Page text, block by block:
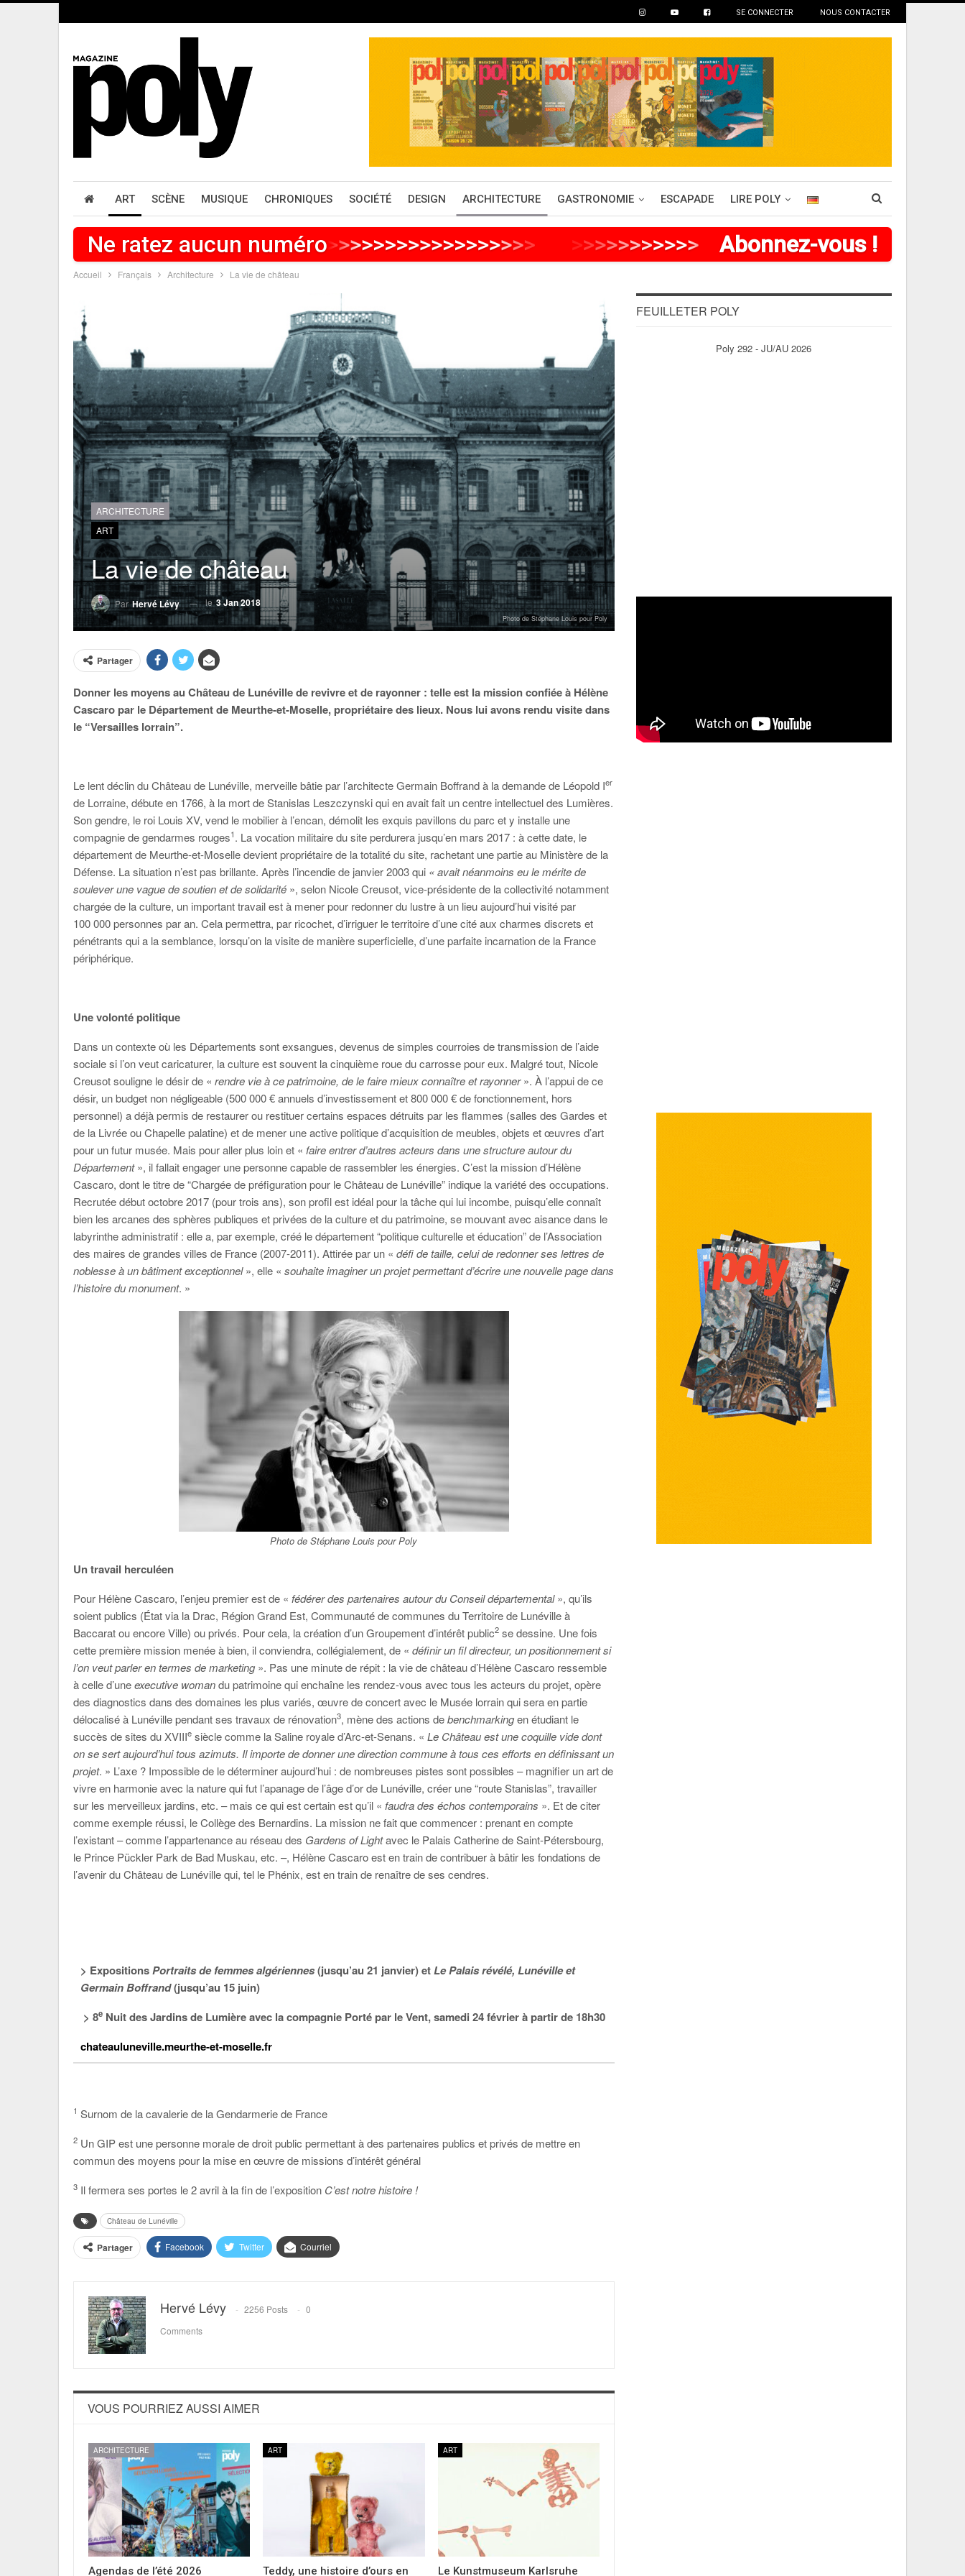
SE CONNECTER NOUS CONTACTER
ART SCÈNE MUSIQUE CHRONIQUES SOCIÉTÉ DESIGN ARCHITECTURE GASTRONOMIE ESCAPADE LIRE POLY
Ne ratez aucun numéro >>>>>>>>>>>>>>>>>> >>>>>>>>> > Abonnez-vous !
Accueil Français Architecture La vie de château
ARCHITECTURE
ART
La vie de château
ParHervé Lévy le3 Jan 2018
Photo de Stéphane Louis pour Poly
Partager
Donner les moyens au Château de Lunéville de revivre et de rayonner : telle est la mission confiée à Hélène
Cascaro par le Département de Meurthe-et-Moselle, propriétaire des lieux. Nous lui avons rendu visite dans
le “Versailles lorrain”.
Le lent déclin du Château de Lunéville, merveille bâtie par l’architecte Germain Boffrand à la demande de Léopold Ier
de Lorraine, débute en 1766, à la mort de Stanislas Leszczynski qui en avait fait un centre intellectuel des Lumières.
Son gendre, le roi Louis XV, vend le mobilier à l’encan, démolit les exquis pavillons du parc et y installe une
compagnie de gendarmes rouges1. La vocation militaire du site perdurera jusqu’en mars 2017 : à cette date, le
département de Meurthe-et-Moselle devient propriétaire de la totalité du site, rachetant une partie au Ministère de la
Défense. La situation n’est pas brillante. Après l’incendie de janvier 2003 qui « avait néanmoins eu le mérite de
soulever une vague de soutien et de solidarité », selon Nicole Creusot, vice-présidente de la collectivité notamment
chargée de la culture, un important travail est à mener pour redonner du lustre à un lieu aujourd’hui visité par
100 000 personnes par an. Cela permettra, par ricochet, d’irriguer le territoire d’une cité aux charmes discrets et
pénétrants qui a la semblance, lorsqu’on la visite de manière superficielle, d’une parfaite incarnation de la France
périphérique.
Une volonté politique
Dans un contexte où les Départements sont exsangues, devenus de simples courroies de transmission de l’aide
sociale si l’on veut caricaturer, la culture est souvent la cinquième roue du carrosse pour eux. Malgré tout, Nicole
Creusot souligne le désir de « rendre vie à ce patrimoine, de le faire mieux connaître et rayonner». À l’appui de ce
désir, un budget non négligeable (500 000 € annuels d’investissement et 800 000 € de fonctionnement, hors
personnel) a déjà permis de restaurer ou restituer certains espaces détruits par les flammes (salles des Gardes et
de la Livrée ou Chapelle palatine) et de mener une active politique d’acquisition de meubles, objets et œuvres d’art
pour un futur musée. Mais pour aller plus loin et « faire entrer d’autres acteurs dans une structure autour du
Département», il fallait engager une personne capable de rassembler les énergies. C’est la mission d’Hélène
Cascaro, dont le titre de “Chargée de préfiguration pour le Château de Lunéville” indique la variété des occupations.
Recrutée début octobre 2017 (pour trois ans), son profil est idéal pour la tâche qui lui incombe, puisqu’elle connaît
bien les arcanes des sphères publiques et privées de la culture et du patrimoine, se mouvant avec aisance dans le
labyrinthe administratif : elle a, par exemple, créé le département “politique culturelle et éducation” de l’Association
des maires de grandes villes de France (2007-2011). Attirée par un « défi de taille, celui de redonner ses lettres de
noblesse à un bâtiment exceptionnel», elle « souhaite imaginer un projet permettant d’écrire une nouvelle page dans
l’histoire du monument. »
Photo de Stéphane Louis pour Poly
Un travail herculéen
Pour Hélène Cascaro, l’enjeu premier est de « fédérer des partenaires autour du Conseil départemental», qu’ils
soient publics (État via la Drac, Région Grand Est, Communauté de communes du Territoire de Lunéville à
Baccarat ou encore Ville) ou privés. Pour cela, la création d’un Groupement d’intérêt public2 se dessine. Une fois
cette première mission menée à bien, il conviendra, collégialement, de « définir un fil directeur, un positionnement si
l’on veut parler en termes de marketing ». Pas une minute de répit : la vie de château d’Hélène Cascaro ressemble
à celle d’uneexecutive womandu patrimoine qui enchaîne les rendez-vous avec tous les acteurs du projet, opère
des diagnostics dans des domaines les plus variés, œuvre de concert avec le Musée lorrain qui sera en partie
délocalisé à Lunéville pendant ses travaux de rénovation3, mène des actions debenchmarkingen étudiant le
succès de sites du XVIIIe siècle comme la Saline royale d’Arc-et-Senans. « Le Château est une coquille vide dont
on se sert aujourd’hui tous azimuts. Il importe de donner une direction commune à tous ces efforts en définissant un
projet. » L’axe ? Impossible de le déterminer aujourd’hui : de nombreuses pistes sont possibles – magnifier un art de
vivre en harmonie avec la nature qui fut l’apanage de l’âge d’or de Lunéville, créer une “route Stanislas”, travailler
sur les merveilleux jardins, etc. – mais ce qui est certain est qu’il « faudra des échos contemporains ». Et de citer
comme exemple réussi, le Collège des Bernardins. La mission ne fait que commencer : prenant en compte
l’existant – comme l’appartenance au réseau des Gardens of Lightavec le Palais Catherine de Saint-Pétersbourg,
le Prince Pückler Park de Bad Muskau, etc. –, Hélène Cascaro est en train de contribuer à bâtir les fondations de
l’avenir du Château de Lunéville qui, tel le Phénix, est en train de renaître de ses cendres.
> ExpositionsPortraits de femmes algériennes(jusqu’au 21 janvier) etLe Palais révélé, Lunéville et
Germain Boffrand(jusqu’au 15 juin)
> 8e Nuit des Jardins de Lumière avec la compagnie Porté par le Vent, samedi 24 février à partir de 18h30
chateauluneville.meurthe-et-moselle.fr
1 Surnom de la cavalerie de la Gendarmerie de France
2 Un GIP est une personne morale de droit public permettant à des partenaires publics et privés de mettre en
commun des moyens pour la mise en œuvre de missions d’intérêt général
3 Il fermera ses portes le 2 avril à la fin de l’exposition C’est notre histoire !
Château de Lunéville
Partager Facebook Twitter Courriel
Hervé Lévy 2256 Posts
0
Comments
VOUS POURRIEZ AUSSI AIMER
ARCHITECTURE
Agendas de l’été 2026
ART
Teddy, une histoire d’ours en
ART
Le Kunstmuseum Karlsruhe
FEUILLETER POLY
Poly 292 - JU/AU 2026